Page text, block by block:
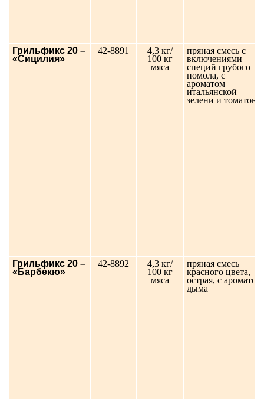
Грильфикс 20 –
«Сицилия»
42-8891
4,3 кг/
100 кг
мяса
пряная смесь с
включениями
специй грубого
помола, с
ароматом
итальянской
зелени и томатов
Грильфикс 20 –
«Барбекю»
42-8892
4,3 кг/
100 кг
мяса
пряная смесь
красного цвета,
острая, с ароматом
дыма